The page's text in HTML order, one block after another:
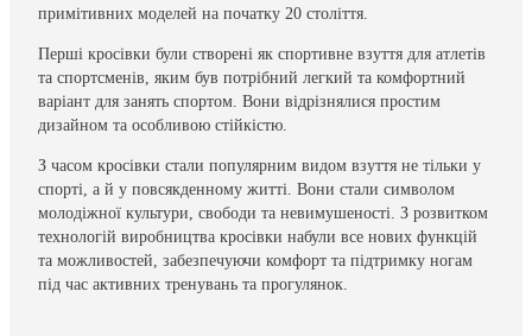
примітивних моделей на початку 20 століття.
Перші кросівки були створені як спортивне взуття для атлетів
та спортсменів, яким був потрібний легкий та комфортний
варіант для занять спортом. Вони відрізнялися простим
дизайном та особливою стійкістю.
З часом кросівки стали популярним видом взуття не тільки у
спорті, а й у повсякденному житті. Вони стали символом
молодіжної культури, свободи та невимушеності. З розвитком
технологій виробництва кросівки набули все нових функцій
та можливостей, забезпечуючи комфорт та підтримку ногам
під час активних тренувань та прогулянок.